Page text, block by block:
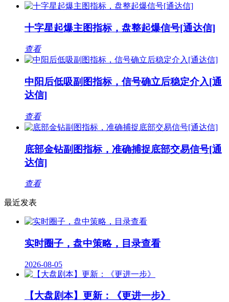
十字星起爆主图指标，盘整起爆信号[通达信]
查看
中阳后低吸副图指标，信号确立后稳定介入[通
达信]
查看
底部金钻副图指标，准确捕捉底部交易信号[通
达信]
查看
最近发表
实时圈子，盘中策略，目录查看
2026-08-05
【大盘剧本】更新：《更进一步》